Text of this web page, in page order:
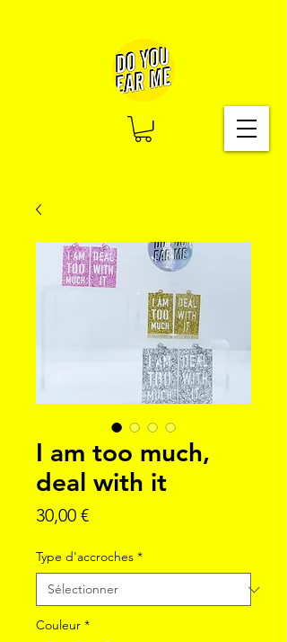
I am too much,
deal with it
30,00 €Prix
Type d'accroches *
Couleur *